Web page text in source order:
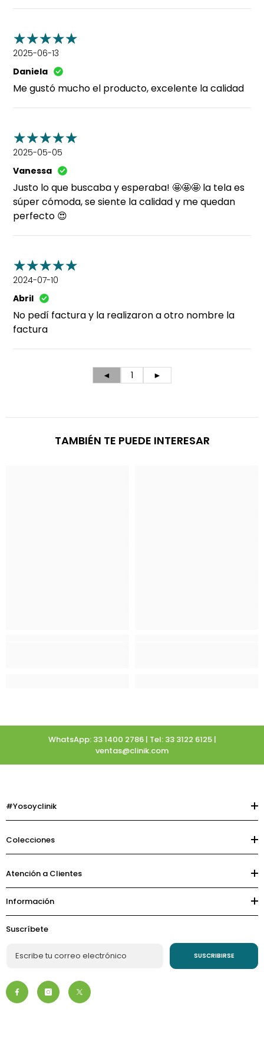
2025-06-13
Daniela
Me gustó mucho el producto, excelente la calidad
2025-05-05
Vanessa
Justo lo que buscaba y esperaba! 🤩🤩🤩 la tela es
súper cómoda, se siente la calidad y me quedan
perfecto 😍
2024-07-10
Abril
No pedí factura y la realizaron a otro nombre la
factura
◄ 1 ►
TAMBIÉN TE PUEDE INTERESAR
WhatsApp: 33 1400 2786 | Tel: 33 3122 6125 |
ventas@clinik.com
#Yosoyclinik
Colecciones
Atención a Clientes
Información
Suscríbete
SUSCRIBIRSE